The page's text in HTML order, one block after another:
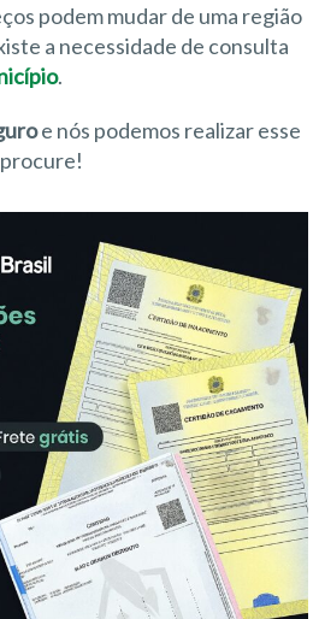
podem mudar de uma região
a necessidade de consulta
.
e nós podemos realizar esse